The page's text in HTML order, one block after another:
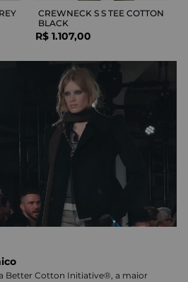
CREWNECK S S TEE COTTON
BLACK
R$ 1.107,00
Better Cotton Initiative®, a maior